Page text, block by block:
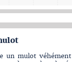
un mulot